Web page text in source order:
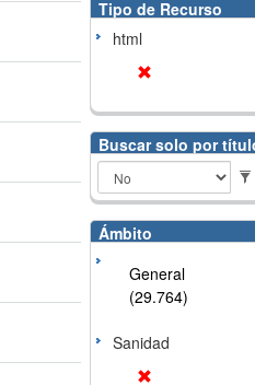
Tipo de Recurso
html
Buscar solo por
Ámbito
General
(29.764)
Sanidad